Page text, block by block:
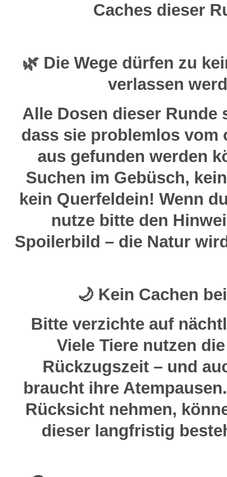
Caches dieser
🌿 Die Wege dürfen zu
verlassen
Alle Dosen dieser Runde
dass sie problemlos vom
aus gefunden werden
Suchen im Gebüsch,
kein Querfeldein! Wenn
nutze bitte den
Spoilerbild – die Natur
🌙 Kein Cachen
Bitte verzichte auf
Viele Tiere nutzen
Rückzugszeit – und
braucht ihre
Rücksicht nehmen,
dieser langfristig